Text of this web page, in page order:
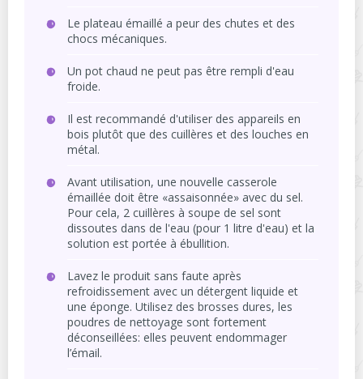
Le plateau émaillé a peur des chutes et des
chocs mécaniques.
Un pot chaud ne peut pas être rempli d'eau
froide.
Il est recommandé d'utiliser des appareils en
bois plutôt que des cuillères et des louches en
métal.
Avant utilisation, une nouvelle casserole
émaillée doit être «assaisonnée» avec du sel.
Pour cela, 2 cuillères à soupe de sel sont
dissoutes dans de l'eau (pour 1 litre d'eau) et la
solution est portée à ébullition.
Lavez le produit sans faute après
refroidissement avec un détergent liquide et
une éponge. Utilisez des brosses dures, les
poudres de nettoyage sont fortement
déconseillées: elles peuvent endommager
l’émail.